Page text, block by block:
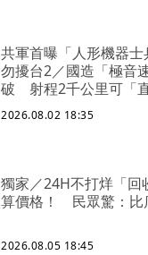
共軍首曝「人形機器士
勿擾台2／國造「極音
破 射程2千公里可「直
2026.08.02 18:35
獨家／24H不打烊「回
算價格！ 民眾驚：比
2026.08.05 18:45